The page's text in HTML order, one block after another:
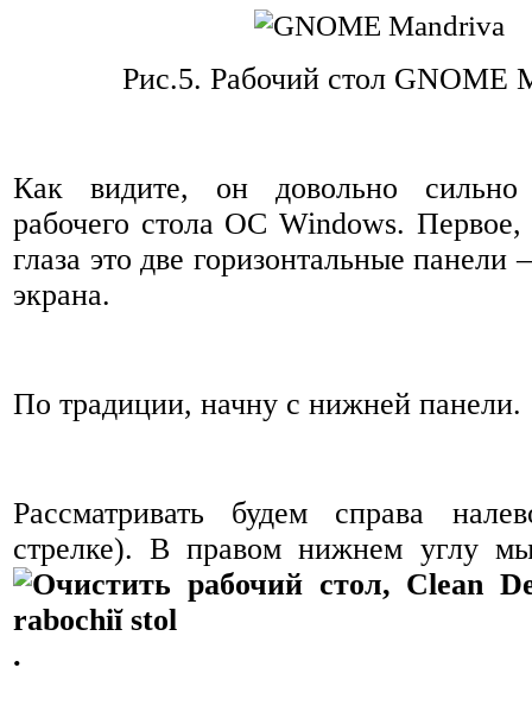
Рис.5. Рабочий стол GNOME
Как видите, он довольно сильно
рабочего стола ОС Windows. Первое,
глаза это две горизонтальные панели
экрана.
По традиции, начну с нижней панели.
Рассматривать будем справа
стрелке). В правом нижнем углу
.